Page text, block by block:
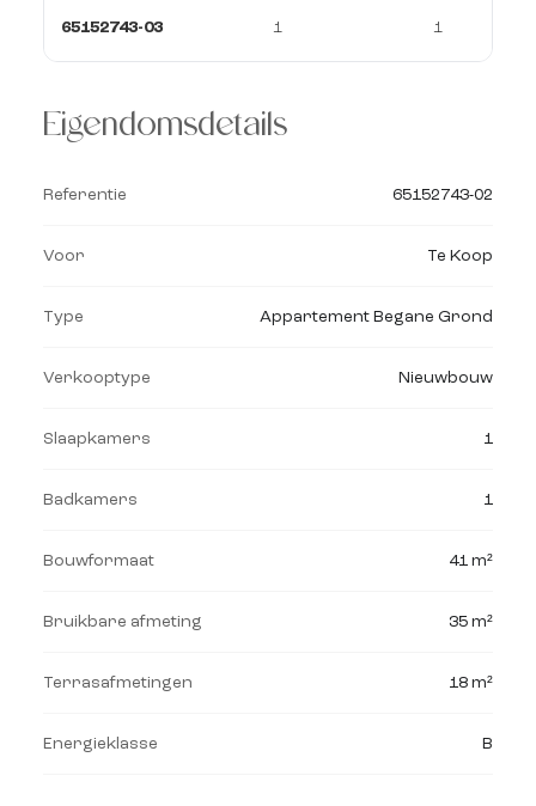
65152743-03 1 1
Eigendomsdetails
Referentie 65152743-02
Voor Te Koop
Type Appartement Begane Grond
Verkooptype Nieuwbouw
Slaapkamers 1
Badkamers 1
Bouwformaat 41 m²
Bruikbare afmeting 35 m²
Terrasafmetingen 18 m²
Energieklasse B